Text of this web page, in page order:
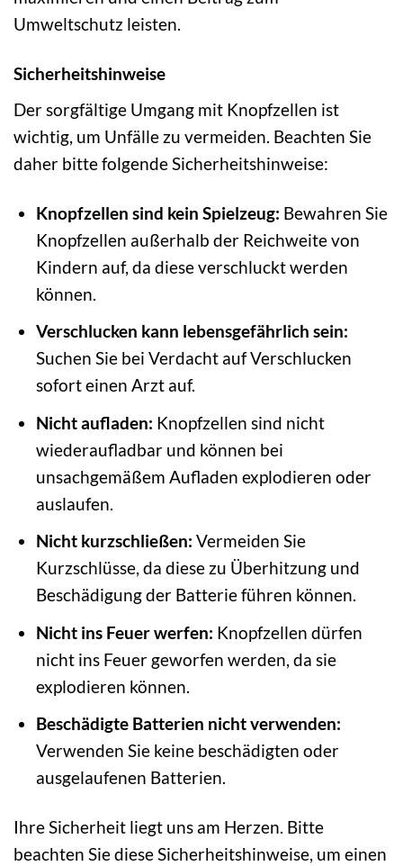
Umweltschutz leisten.
Sicherheitshinweise
Der sorgfältige Umgang mit Knopfzellen ist
wichtig, um Unfälle zu vermeiden. Beachten Sie
daher bitte folgende Sicherheitshinweise:
Knopfzellen sind kein Spielzeug: Bewahren Sie
Knopfzellen außerhalb der Reichweite von
Kindern auf, da diese verschluckt werden
können.
Verschlucken kann lebensgefährlich sein:
Suchen Sie bei Verdacht auf Verschlucken
sofort einen Arzt auf.
Nicht aufladen: Knopfzellen sind nicht
wiederaufladbar und können bei
unsachgemäßem Aufladen explodieren oder
auslaufen.
Nicht kurzschließen: Vermeiden Sie
Kurzschlüsse, da diese zu Überhitzung und
Beschädigung der Batterie führen können.
Nicht ins Feuer werfen: Knopfzellen dürfen
nicht ins Feuer geworfen werden, da sie
explodieren können.
Beschädigte Batterien nicht verwenden:
Verwenden Sie keine beschädigten oder
ausgelaufenen Batterien.
Ihre Sicherheit liegt uns am Herzen. Bitte
beachten Sie diese Sicherheitshinweise, um einen